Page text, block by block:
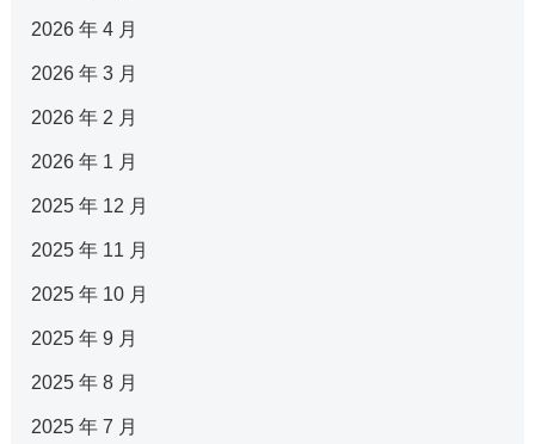
2026 年 4 月
2026 年 3 月
2026 年 2 月
2026 年 1 月
2025 年 12 月
2025 年 11 月
2025 年 10 月
2025 年 9 月
2025 年 8 月
2025 年 7 月